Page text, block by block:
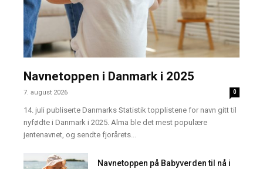
Navnetoppen i Danmark i 2025
7. august 2026 0
14. juli publiserte Danmarks Statistik topplistene for navn gitt til
nyfødte i Danmark i 2025. Alma ble det mest populære
jentenavnet, og sendte fjorårets...
Navnetoppen på Babyverden til nå i